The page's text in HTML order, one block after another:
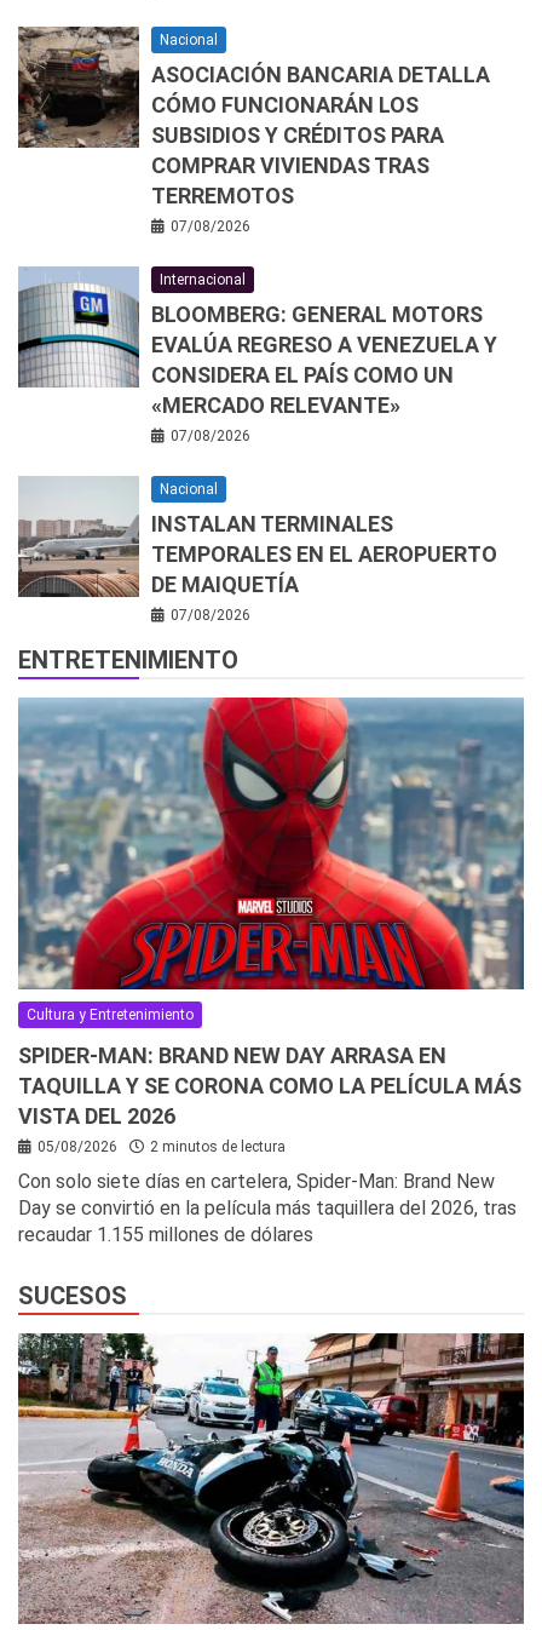
Nacional
ASOCIACIÓN BANCARIA DETALLA
CÓMO FUNCIONARÁN LOS
SUBSIDIOS Y CRÉDITOS PARA
COMPRAR VIVIENDAS TRAS
TERREMOTOS
07/08/2026
Internacional
BLOOMBERG: GENERAL MOTORS
EVALÚA REGRESO A VENEZUELA Y
CONSIDERA EL PAÍS COMO UN
«MERCADO RELEVANTE»
07/08/2026
Nacional
INSTALAN TERMINALES
TEMPORALES EN EL AEROPUERTO
DE MAIQUETÍA
07/08/2026
ENTRETENIMIENTO
Cultura y Entretenimiento
SPIDER-MAN: BRAND NEW DAY ARRASA EN
TAQUILLA Y SE CORONA COMO LA PELÍCULA MÁS
VISTA DEL 2026
05/08/2026 2 minutos de lectura
Con solo siete días en cartelera, Spider-Man: Brand New
Day se convirtió en la película más taquillera del 2026, tras
recaudar 1.155 millones de dólares
SUCESOS